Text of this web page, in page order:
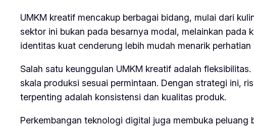
UMKM kreatif mencakup berbagai bidang, mulai dari
sektor ini bukan pada besarnya modal, melainkan pada
identitas kuat cenderung lebih mudah menarik perhatian
Salah satu keunggulan UMKM kreatif adalah
skala produksi sesuai permintaan. Dengan strategi ini,
terpenting adalah konsistensi dan kualitas produk.
Perkembangan teknologi digital juga membuka peluang